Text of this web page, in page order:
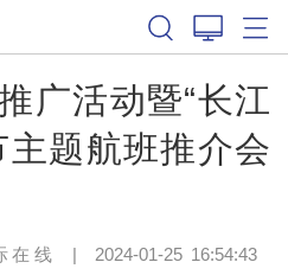
广活动暨“长江
主题航班推介会
在线 | 2024-01-25 16:54:43